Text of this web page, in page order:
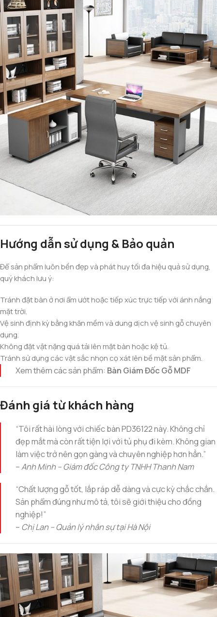
Hướng dẫn sử dụng & Bảo quản
Để sản phẩm luôn bền đẹp và phát huy tối đa hiệu quả sử dụng,
quý khách lưu ý:
Tránh đặt bàn ở nơi ẩm ướt hoặc tiếp xúc trực tiếp với ánh nắng
mặt trời.
Vệ sinh định kỳ bằng khăn mềm và dung dịch vệ sinh gỗ chuyên
dụng.
Không đặt vật nặng quá tải lên mặt bàn hoặc kệ tủ.
Tránh sử dụng các vật sắc nhọn cọ xát lên bề mặt sản phẩm.
Xem thêm các sản phẩm: Bàn Giám Đốc Gỗ MDF
Đánh giá từ khách hàng
“Tôi rất hài lòng với chiếc bàn PD36122 này. Không chỉ
đẹp mắt mà còn rất tiện lợi với tủ phụ đi kèm. Không gian
làm việc trở nên gọn gàng và chuyên nghiệp hơn hẳn.”
–Anh Minh – Giám đốc Công ty TNHH Thanh Nam
“Chất lượng gỗ tốt, lắp ráp dễ dàng và cực kỳ chắc chắn.
Sản phẩm đúng như mô tả, tôi sẽ giới thiệu cho đồng
nghiệp!”
– Chị Lan – Quản lý nhân sự tại Hà Nội